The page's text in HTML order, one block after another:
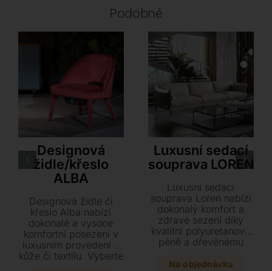
Podobné
Designová
židle/křeslo
ALBA
Designová židle či
křeslo Alba nabízí
dokonalé a vysoce
komfortní posezení v
luxusním provedení z
kůže či textilu. Vyberte
Innova – Estro Milano
Luxusní sedací
souprava LOREN
Luxusní sedací
souprava Loren nabízí
dokonalý komfort a
zdravé sezení díky
kvalitní polyuretanové
pěně a dřevěnému
prémiových italských
Na objednávku